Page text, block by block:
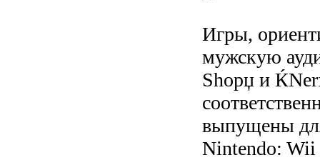
Игры,
мужскую
Shopџ и
выпущены
Nintendo: Wii